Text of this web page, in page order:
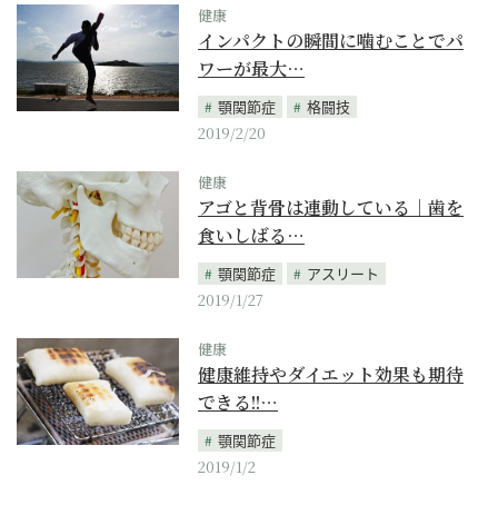
健康
インパクトの瞬間に噛むことでパ
ワーが最大…
顎関節症
格闘技
2019/2/20
健康
アゴと背骨は連動している｜歯を
食いしばる…
顎関節症
アスリート
2019/1/27
健康
健康維持やダイエット効果も期待
できる!!…
顎関節症
2019/1/2